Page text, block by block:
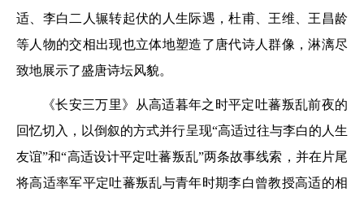
适、李白二人辗转起伏的人生际遇，杜甫、王维、王昌龄
等人物的交相出现也立体地塑造了唐代诗人群像，淋漓尽
致地展示了盛唐诗坛风貌。
《长安三万里》从高适暮年之时平定吐蕃叛乱前夜的
回忆切入，以倒叙的方式并行呈现“高适过往与李白的人生
友谊”和“高适设计平定吐蕃叛乱”两条故事线索，并在片尾
将高适率军平定吐蕃叛乱与青年时期李白曾教授高适的相